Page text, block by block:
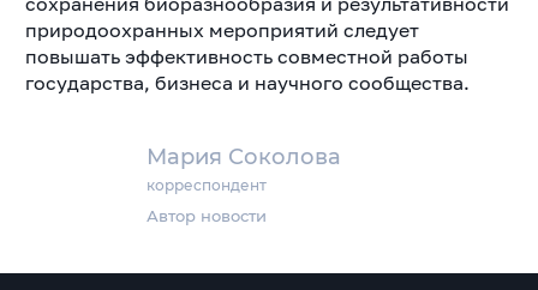
Мария Соколова
корреспондент
Автор новости
природоохранных мероприятий следует
повышать эффективность совместной работы
государства, бизнеса и научного сообщества.